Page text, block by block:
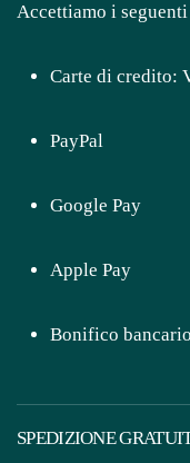
Accettiamo i
Carte di credito:
PayPal
Google Pay
Apple Pay
Bonifico bancario
SPEDIZIONE